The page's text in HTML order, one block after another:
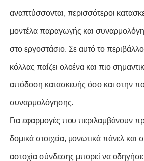
αναπτύσσονται, περισσότεροι
μοντέλα παραγωγής και
στο εργοστάσιο. Σε αυτό το
κόλλας παίζει ολοένα και πιο
απόδοση κατασκευής όσο και στην
συναρμολόγησης.
Για εφαρμογές που περιλαμβάνουν
δομικά στοιχεία, μονωτικά πάνελ και
αστοχία σύνδεσης μπορεί να